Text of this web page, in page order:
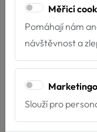
Měřicí
Pomáhají nám
návštěvnost a
Slouží pro